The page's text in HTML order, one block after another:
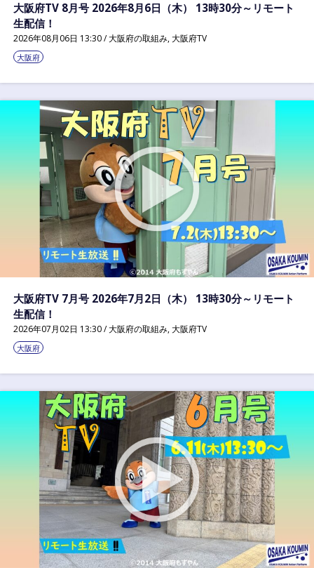
大阪府TV 8月号 2026年8月6日（木） 13時30分～リモート
生配信！
2026年08月06日 13:30 /大阪府の取組み,大阪府TV
大阪府
大阪府TV 7月号 2026年7月2日（木） 13時30分～リモート
生配信！
2026年07月02日 13:30 /大阪府の取組み,大阪府TV
大阪府